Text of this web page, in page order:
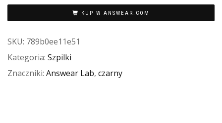
KUP W ANSWEAR.COM
SKU: 789b0ee11e51
Kategoria: Szpilki
Znaczniki: Answear Lab, czarny